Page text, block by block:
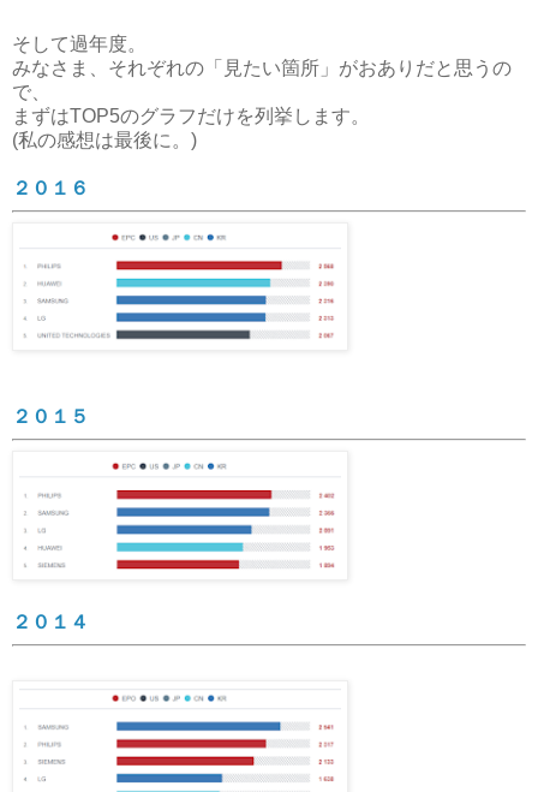
そして過年度。
みなさま、それぞれの「見たい箇所」がおありだと思うの
で、
まずはTOP5のグラフだけを列挙します。
(私の感想は最後に。)
２０１６
２０１５
２０１４